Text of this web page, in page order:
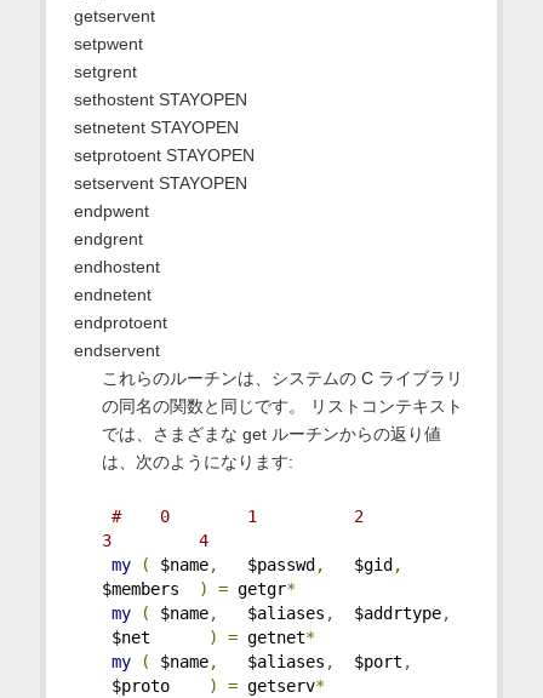
getservent
setpwent
setgrent
sethostent STAYOPEN
setnetent STAYOPEN
setprotoent STAYOPEN
setservent STAYOPEN
endpwent
endgrent
endhostent
endnetent
endprotoent
endservent
これらのルーチンは、システムの C ライブラリ
の同名の関数と同じです。 リストコンテキスト
では、さまざまな get ルーチンからの返り値
は、次のようになります:
#    0        1          2
3         4
my
( $name, $passwd , $gid ,
$members
) = getgr*
my
( $name, $aliases , $addrtype,
$net
) = getnet*
my
( $name, $aliases , $port ,
$proto
) = getserv*